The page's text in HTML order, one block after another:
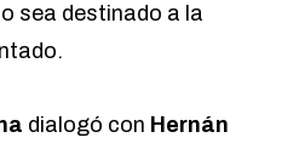
sea destinado a la
dialogó con Hernán